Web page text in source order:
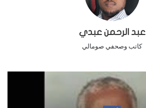
عبد الرحمن عبدي
كاتب وصحفي صومالي